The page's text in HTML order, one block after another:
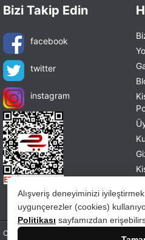
Alışveriş deneyiminizi
uygunçerezler (cookies)
Politikası sayfamızdan
Bizi Takip Edin
facebook
twitter
instagram
Copyright © 2026 tablohane.com Tüm